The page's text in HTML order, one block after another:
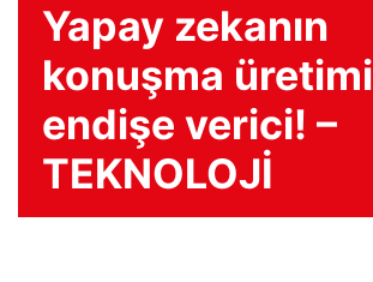
Yapay zekanın
konuşma üretimi
endişe verici! –
TEKNOLOJİ